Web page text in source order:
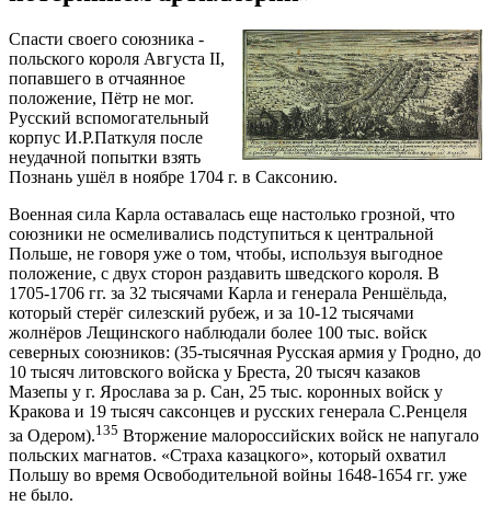
Спасти своего союзника -
польского короля Августа II,
попавшего в отчаянное
положение, Пётр не мог.
Русский вспомогательный
корпус И.Р.Паткуля после
неудачной попытки взять
Познань ушёл в ноябре 1704 г. в Саксонию.
Военная сила Карла оставалась еще настолько грозной, что
союзники не осмеливались подступиться к центральной
Польше, не говоря уже о том, чтобы, используя выгодное
положение, с двух сторон раздавить шведского короля. В
1705-1706 гг. за 32 тысячами Карла и генерала Реншёльда,
который стерёг силезский рубеж, и за 10-12 тысячами
жолнёров Лещинского наблюдали более 100 тыс. войск
северных союзников: (35-тысячная Русская армия у Гродно, до
10 тысяч литовского войска у Бреста, 20 тысяч казаков
Мазепы у г. Ярослава за р. Сан, 25 тыс. коронных войск у
Кракова и 19 тысяч саксонцев и русских генерала С.Ренцеля
за Одером).135 Вторжение малороссийских войск не напугало
польских магнатов. «Страха казацкого», который охватил
Польшу во время Освободительной войны 1648-1654 гг. уже
не было.